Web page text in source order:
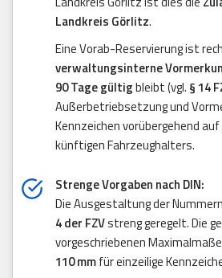
Landkreis Görlitz.
Eine Vorab-Reservierung ist
verwaltungsinterne
90 Tage gültigbleibt (vgl. § 14
Außerbetriebsetzung und
Kennzeichen vorübergehend
künftigen Fahrzeughalters.
Strenge Vorgaben nach DIN:
Die Ausgestaltung der
4 der FZVstreng geregelt. Die
vorgeschriebenen
110 mmfür einzeilige